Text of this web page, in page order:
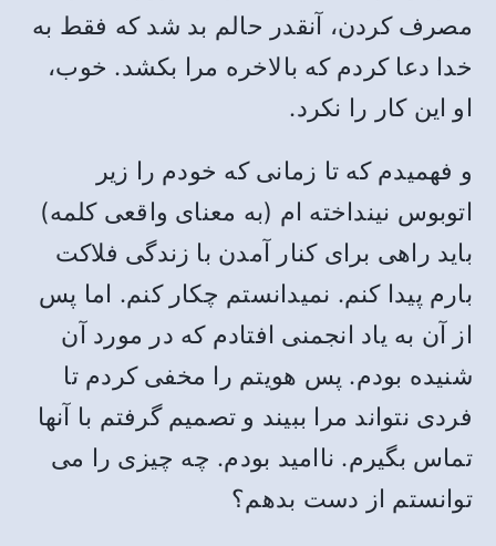
مصرف کردن، آنقدر حالم بد شد که فقط به
خدا دعا کردم که بالاخره مرا بکشد. خوب،
او این کار را نکرد.
و فهمیدم که تا زمانی که خودم را زیر
اتوبوس نینداخته ام (به معنای واقعی کلمه)
باید راهی برای کنار آمدن با زندگی فلاکت
بارم پیدا کنم. نمیدانستم چکار کنم. اما پس
از آن به یاد انجمنی افتادم که در مورد آن
شنیده بودم. پس هویتم را مخفی کردم تا
فردی نتواند مرا ببیند و تصمیم گرفتم با آنها
تماس بگیرم. ناامید بودم. چه چیزی را می
توانستم از دست بدهم؟